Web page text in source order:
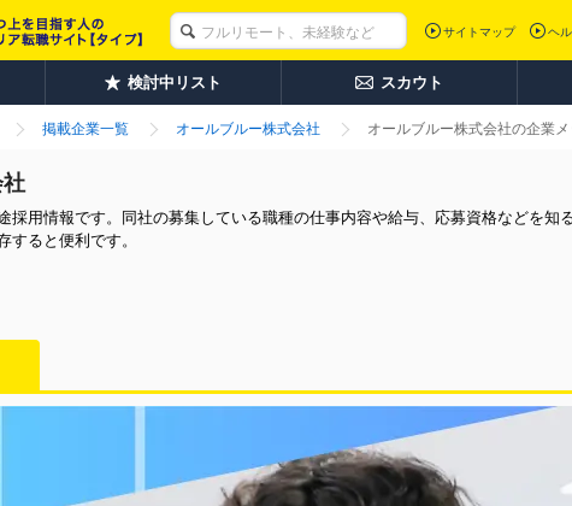
サイトマップ ヘ
検討中リスト スカウト
掲載企業一覧 オールブルー株式会社 オールブルー株式会社の企業
採用情報です。同社の募集している職種の仕事内容や給与、応募資格などを知
すると便利です。